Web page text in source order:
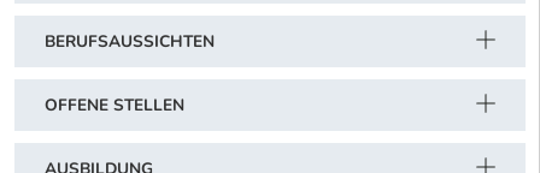
BERUFSAUSSICHTEN
OFFENE STELLEN